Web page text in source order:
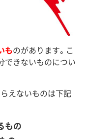
ものがあります。こ
できないものについ
えないものは下記
もの